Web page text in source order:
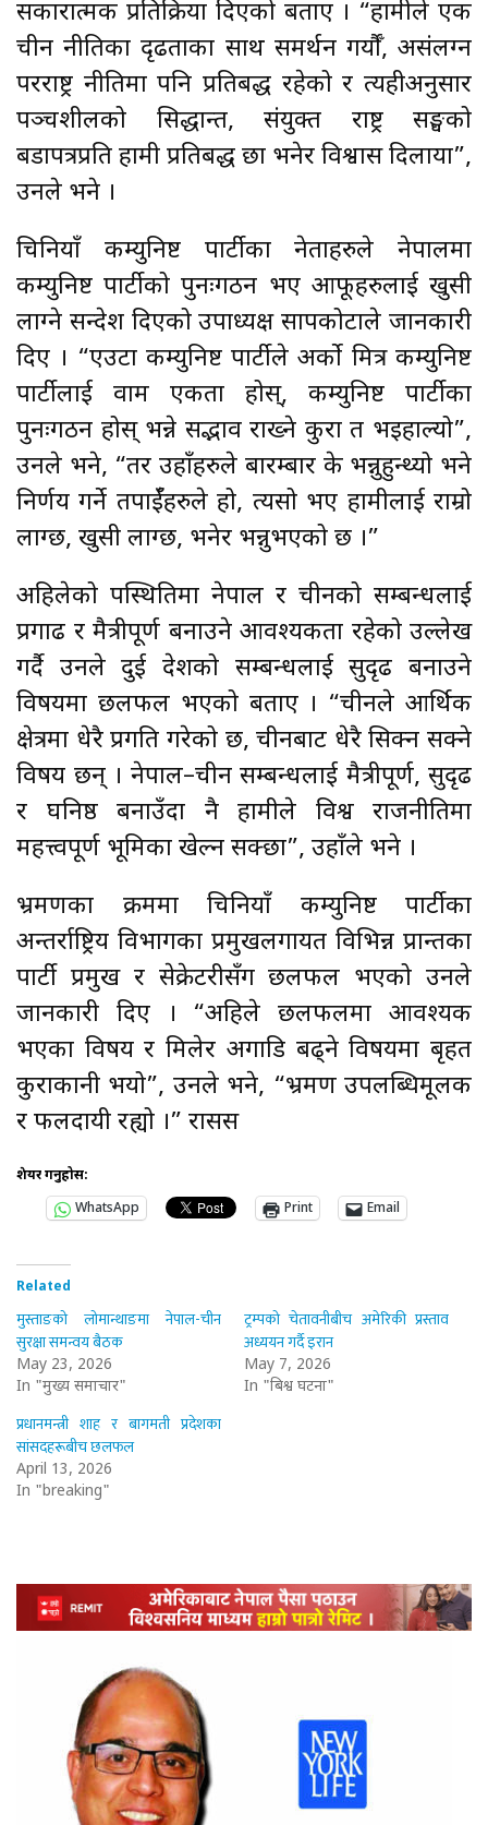
सकारात्मक प्रतिक्रिया दिएको बताए । “हामीले एक
चीन नीतिका दृढताका साथ समर्थन गर्यौँ, असंलग्न
परराष्ट्र नीतिमा पनि प्रतिबद्ध रहेको र त्यहीअनुसार
पञ्चशीलको सिद्धान्त, संयुक्त राष्ट्र सङ्घको
बडापत्रप्रति हामी प्रतिबद्ध छौँ भनेर विश्वास दिलायौँ”,
उनले भने ।
चिनियाँ कम्युनिष्ट पार्टीका नेताहरुले नेपालमा
कम्युनिष्ट पार्टीको पुनःगठन भए आफूहरुलाई खुसी
लाग्ने सन्देश दिएको उपाध्यक्ष सापकोटाले जानकारी
दिए । “एउटा कम्युनिष्ट पार्टीले अर्को मित्र कम्युनिष्ट
पार्टीलाई वाम एकता होस्, कम्युनिष्ट पार्टीका
पुनःगठन होस् भन्ने सद्भाव राख्ने कुरा त भइहाल्यो”,
उनले भने, “तर उहाँहरुले बारम्बार के भन्नुहुन्थ्यो भने
निर्णय गर्ने तपाईँहरुले हो, त्यसो भए हामीलाई राम्रो
लाग्छ, खुसी लाग्छ, भनेर भन्नुभएको छ ।”
अहिलेको पस्थितिमा नेपाल र चीनको सम्बन्धलाई
प्रगाढ र मैत्रीपूर्ण बनाउने आवश्यकता रहेको उल्लेख
गर्दै उनले दुई देशको सम्बन्धलाई सुदृढ बनाउने
विषयमा छलफल भएको बताए । “चीनले आर्थिक
क्षेत्रमा धेरै प्रगति गरेको छ, चीनबाट धेरै सिक्न सक्ने
विषय छन् । नेपाल–चीन सम्बन्धलाई मैत्रीपूर्ण, सुदृढ
र घनिष्ठ बनाउँदा नै हामीले विश्व राजनीतिमा
महत्त्वपूर्ण भूमिका खेल्न सक्छौँ”, उहाँले भने ।
भ्रमणका क्रममा चिनियाँ कम्युनिष्ट पार्टीका
अन्तर्राष्ट्रिय विभागका प्रमुखलगायत विभिन्न प्रान्तका
पार्टी प्रमुख र सेक्रेटरीसँग छलफल भएको उनले
जानकारी दिए । “अहिले छलफलमा आवश्यक
भएका विषय र मिलेर अगाडि बढ्ने विषयमा बृहत
कुराकानी भयो”, उनले भने, “भ्रमण उपलब्धिमूलक
र फलदायी रह्यो ।” रासस
शेयर गर्नुहोस:
WhatsApp
Print Email
Related
मुस्ताङको लोमान्थाङमा नेपाल-चीन
सुरक्षा समन्वय बैठक
May 23, 2026
In "मुख्य समाचार"
ट्रम्पको चेतावनीबीच अमेरिकी प्रस्ताव
अध्ययन गर्दै इरान
May 7, 2026
In "बिश्व घटना"
प्रधानमन्त्री शाह र बागमती प्रदेशका
सांसदहरूबीच छलफल
April 13, 2026
In "breaking"